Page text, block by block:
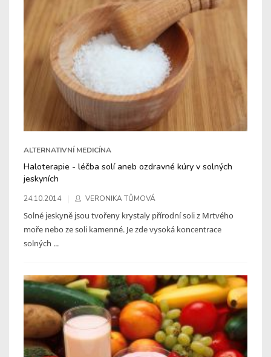
ALTERNATIVNÍ MEDICÍNA
Haloterapie - léčba solí aneb ozdravné kúry v solných
jeskyních
24.10.2014 VERONIKA TŮMOVÁ
Solné jeskyně jsou tvořeny krystaly přírodní soli z Mrtvého
moře nebo ze soli kamenné. Je zde vysoká koncentrace
solných ...